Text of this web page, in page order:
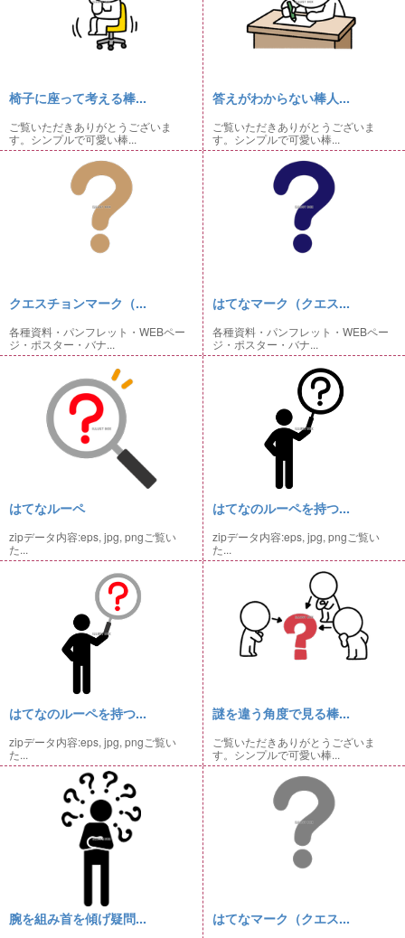
椅子に座って考える棒...
ご覧いただきありがとうございま
す。シンプルで可愛い棒...
答えがわからない棒人...
ご覧いただきありがとうございま
す。シンプルで可愛い棒...
クエスチョンマーク（...
各種資料・パンフレット・WEBペー
ジ・ポスター・バナ...
はてなマーク（クエス...
各種資料・パンフレット・WEBペー
ジ・ポスター・バナ...
はてなルーペ
zipデータ内容:eps, jpg, pngご覧い
た...
はてなのルーペを持つ...
zipデータ内容:eps, jpg, pngご覧い
た...
はてなのルーペを持つ...
zipデータ内容:eps, jpg, pngご覧い
た...
謎を違う角度で見る棒...
ご覧いただきありがとうございま
す。シンプルで可愛い棒...
腕を組み首を傾げ疑問... はてなマーク（クエス...